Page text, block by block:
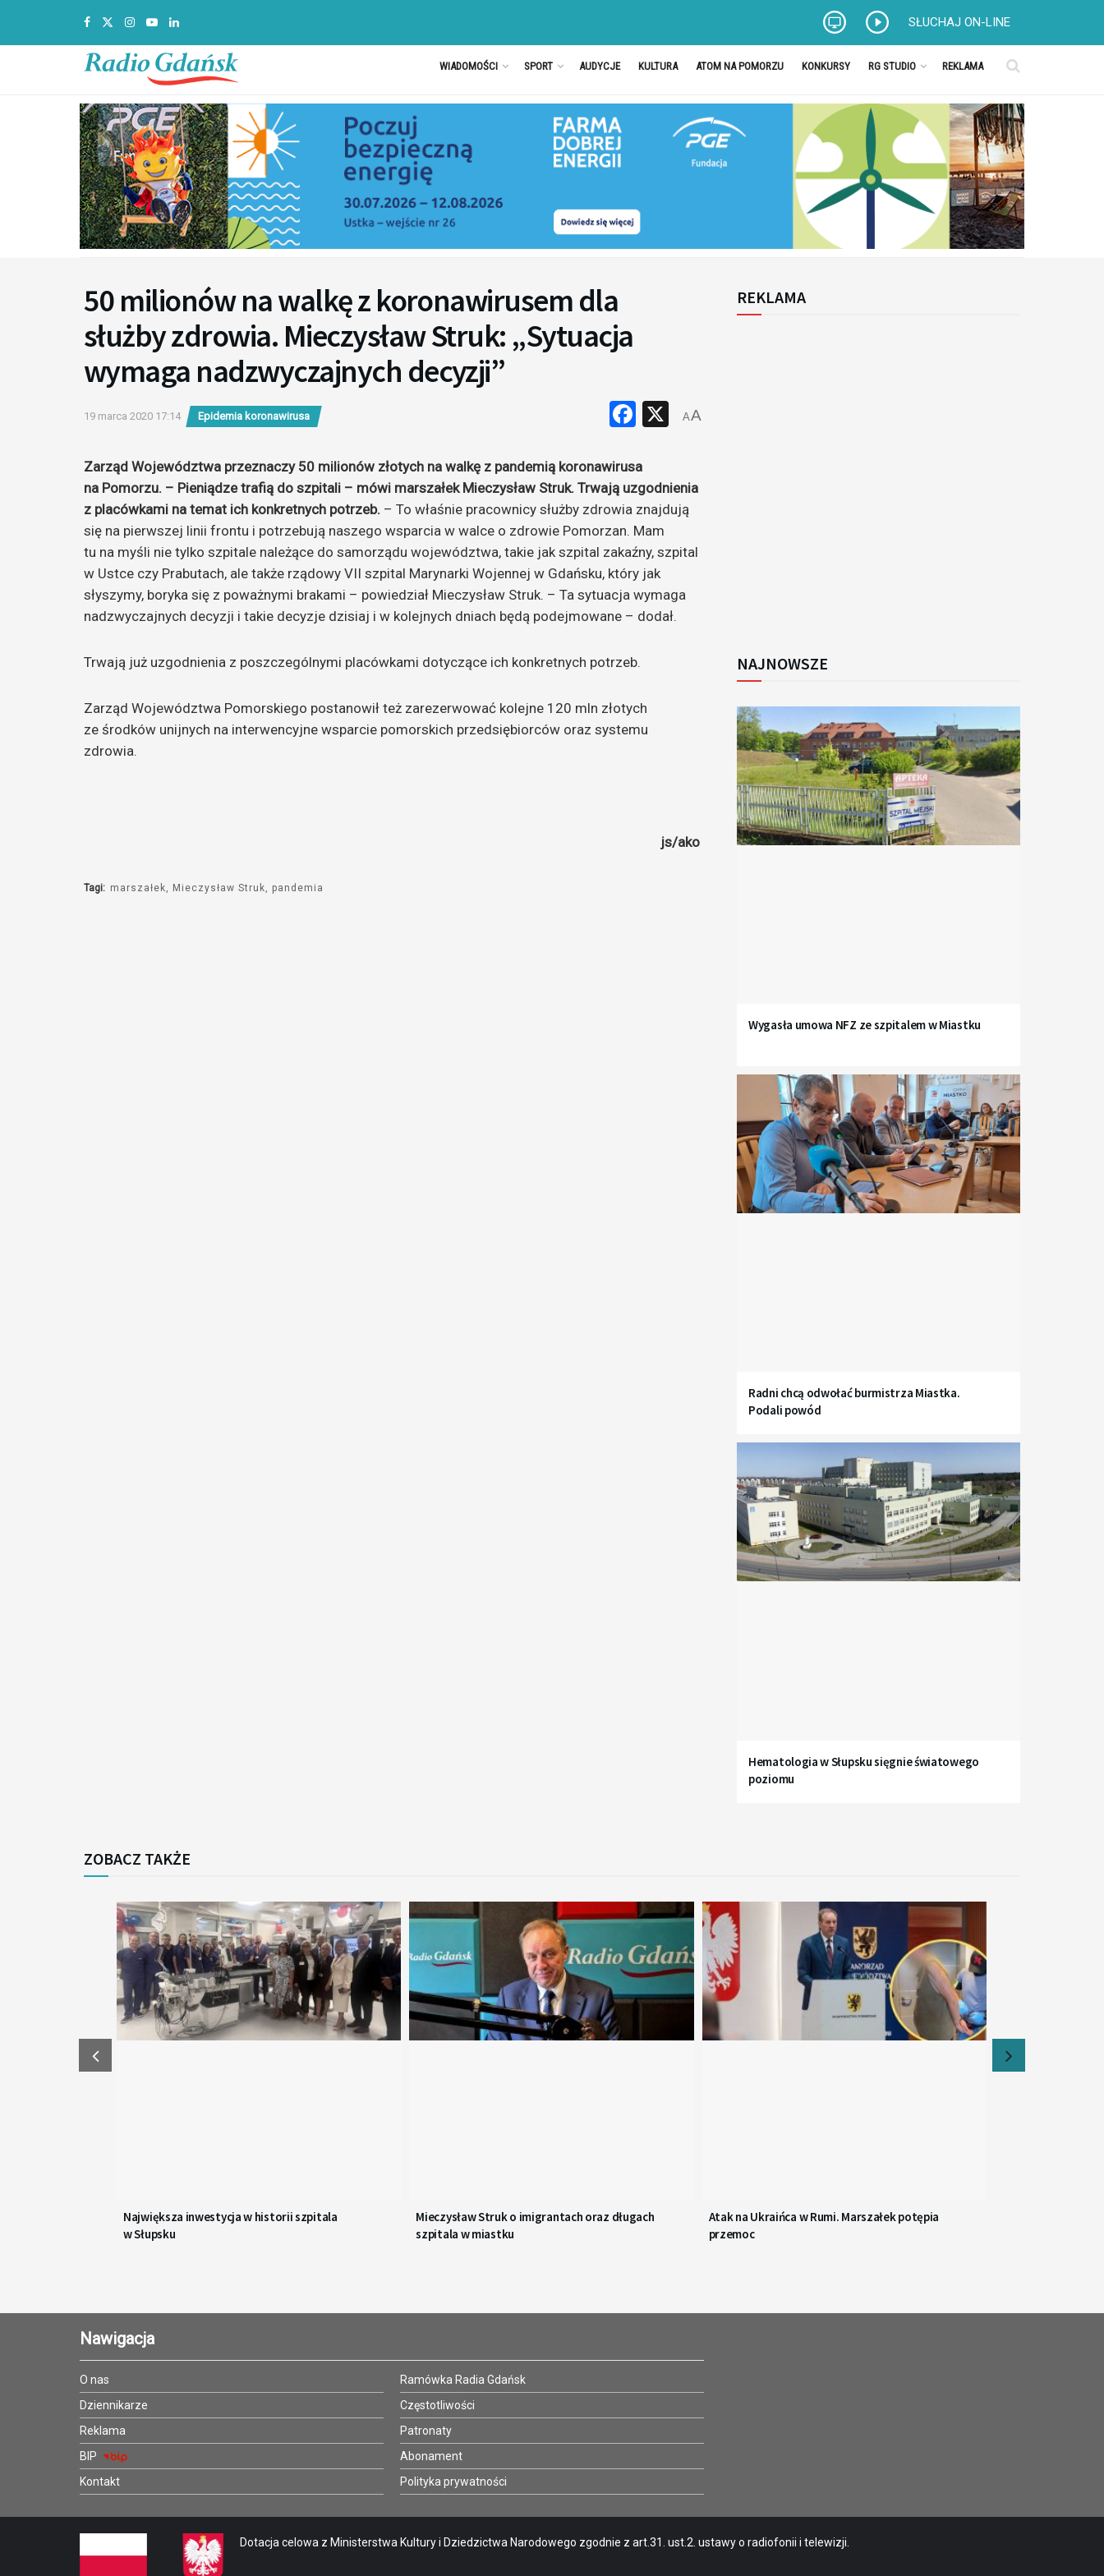
SŁUCHAJ ON-LINE
WIADOMOŚCI SPORT AUDYCJE KULTURA ATOM NA POMORZU KONKURSY RG STUDIO REKLAMA
50 milionów na walkę z koronawirusem dla
służby zdrowia. Mieczysław Struk: „Sytuacja
wymaga nadzwyczajnych decyzji”
19 marca 2020 17:14 Epidemia koronawirusa Facebook
X
AA
Zarząd Województwa przeznaczy 50 milionów złotych na walkę z pandemią koronawirusa
na Pomorzu. – Pieniądze trafią do szpitali – mówi marszałek Mieczysław Struk. Trwają uzgodnienia
z placówkami na temat ich konkretnych potrzeb. – To właśnie pracownicy służby zdrowia znajdują
się na pierwszej linii frontu i potrzebują naszego wsparcia w walce o zdrowie Pomorzan. Mam
tu na myśli nie tylko szpitale należące do samorządu województwa, takie jak szpital zakaźny, szpital
w Ustce czy Prabutach, ale także rządowy VII szpital Marynarki Wojennej w Gdańsku, który jak
słyszymy, boryka się z poważnymi brakami – powiedział Mieczysław Struk. – Ta sytuacja wymaga
nadzwyczajnych decyzji i takie decyzje dzisiaj i w kolejnych dniach będą podejmowane – dodał.
Trwają już uzgodnienia z poszczególnymi placówkami dotyczące ich konkretnych potrzeb.
Zarząd Województwa Pomorskiego postanowił też zarezerwować kolejne 120 mln złotych
ze środków unijnych na interwencyjne wsparcie pomorskich przedsiębiorców oraz systemu
zdrowia.
js/ako
Tagi: marszałek Mieczysław Struk pandemia
REKLAMA
NAJNOWSZE
Wygasła umowa NFZ ze szpitalem w Miastku
Radni chcą odwołać burmistrza Miastka.
Podali powód
Hematologia w Słupsku sięgnie światowego
poziomu
ZOBACZ TAKŻE
Największa inwestycja w historii szpitala
w Słupsku
Mieczysław Struk o imigrantach oraz długach
szpitala w miastku
Atak na Ukraińca w Rumi. Marszałek potępia
przemoc
Nawigacja
O nas
Dziennikarze
Reklama
BIP
Kontakt
Ramówka Radia Gdańsk
Częstotliwości
Patronaty
Abonament
Polityka prywatności
Dotacja celowa z Ministerstwa Kultury i Dziedzictwa Narodowego zgodnie z art.31. ust.2. ustawy o radiofonii i telewizji.